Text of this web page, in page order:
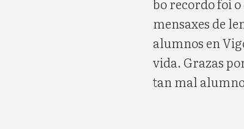
bo recordo foi
mensaxes de
alumnos en
vida. Grazas
tan mal